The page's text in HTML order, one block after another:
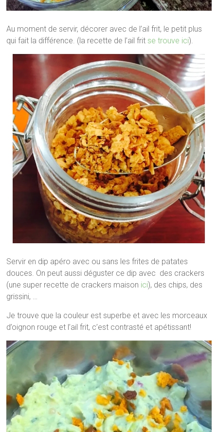
Au moment de servir, décorer avec de l’ail frit, le petit plus
qui fait la différence. (la recette de l’ail frit se trouve ici).
Servir en dip apéro avec ou sans les frites de patates
douces. On peut aussi déguster ce dip avec des crackers
(une super recette de crackers maison ici), des chips, des
grissini, …
Je trouve que la couleur est superbe et avec les morceaux
d’oignon rouge et l’ail frit, c’est contrasté et apétissant!